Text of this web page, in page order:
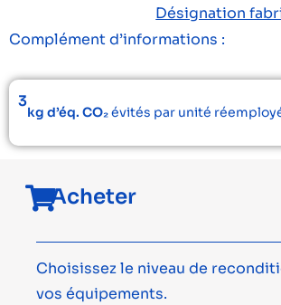
Désignation
Complément d’informations :
3
kg d’éq. CO₂évités par unité
Acheter
Choisissez le niveau de
vos équipements.